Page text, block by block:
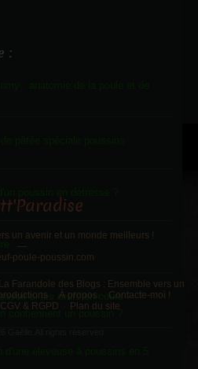
:
si les œufs en cours
contiennent un poussin ?
un avenir et un monde meilleurs !
---
poule-poussin.com
La Farandole des Blogs : Ensemble vers un
À propos
Contacte-moi !
CGV & RGPD Plan du site